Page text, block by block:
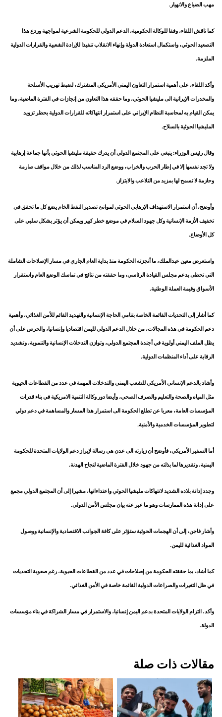
مهب الضياع والانهيار.
كما ناقش اللقاء، وفقا للوكالة الحكومية، الدعم الدولي للحكومة الشرعية لمواجهة وردع هذا
التصعيد الحوثي، واستكمال استعادة الدولة وإنهاء الانقلاب تنفيذا للإرادة الشعبية والقرارات الدولية
الملزمة.
وأكد اللقاء، على أهمية استمرار التعاون اليمني الأمريكي المشترك، لضبط تهريب الأسلحة
والمخدرات الإيرانية الى مليشيا الحوثي، وما حققه هذا التعاون من إنجازات في الفترة الماضية، وما
يمكن القيام به لمحاسبة النظام الإيراني على استمرار انتهاكاته للقرارات الدولية بحظر تزويد
المليشيا الحوثية بالسلاح.
وقال رئيس الوزراء: ينبغي على المجتمع الدولي أن يدرك حقيقة مليشيا الحوثي بأنها جماعة إرهابية
ولا تجد نفسها إلا في إطار الحرب والخراب، ووضع الرد المناسب لذلك من خلال مواقف صارمة
وحازمة لا تسمح لها بمزيد من التلاعب والابتزاز.
وأوضح، أن استمرار الاستهداف الإرهابي الحوثي لموانئ تصدير النفط الخام يضع كل ما تحقق في
تخفيف الأزمة الإنسانية وكل جهود السلام في موضع خطر كبير ويمكن أن يؤثر بشكل سلبي على
كل الأوضاع.
واستعرض معين عبدالملك، ما أنجزته الحكومة منذ بداية العام الجاري في مسار الإصلاحات الشاملة
التي تحظى بدعم مجلس القيادة الرئاسي، وما حققته من نتائج في تماسك الوضع العام واستقرار
الأسواق وقيمة العملة الوطنية.
كما أشار إلى التحديات القائمة الخاصة بتنامي الحاجة الإنسانية والتهديد القائم للأمن الغذائي، وأهمية
دعم الحكومة في هذه المجالات، من خلال الدعم الدولي لليمن اقتصاديا وإنسانيا، والحرص على أن
يظل الملف اليمني أولوية في أجندة المجتمع الدولي، وتوازن التدخلات الإنسانية والتنموية، وتشديد
الرقابة على أداء المنظمات الدولية.
وأشاد بالدعم الإنساني الأمريكي للشعب اليمني والتدخلات المهمة في عدد من القطاعات الحيوية
مثل المياه والصحة والتعليم والصرف الصحي، وأيضا دور وكالة التنمية الامريكية في بناء قدرات
المؤسسات العامة، معربا عن تطلع الحكومة الى استمرار هذا المسار والمساهمة في دعم دولي
لتطوير المؤسسات الخدمية والأمنية.
أما السفير الأمريكي، فأوضح أن زيارته الى عدن هي رسالة لإبراز دعم الولايات المتحدة للحكومة
اليمنية، وتقديرها لما بذلته من جهود خلال الفترة الماضية لنجاح الهدنة.
وجدد إدانة بلاده الشديد لانتهاكات مليشيا الحوثي واعتداءاتها، مشيرا إلى أن المجتمع الدولي مجمع
على إدانة هذه الممارسات وهو ما عبر عنه بيان مجلس الأمن الدولي.
وأشار فاجن، إلى أن الهجمات الحوثية ستؤثر على كافة الجوانب الاقتصادية والإنسانية ووصول
المواد الغذائية لليمن.
كما أشاد، بما حققته الحكومة من إصلاحات في عدد من القطاعات الحيوية، رغم صعوبة التحديات
في ظل التغيرات والصراعات الدولية القائمة خاصة في الأمن الغذائي.
وأكد، التزام الولايات المتحدة بدعم اليمن إنسانيا، والاستمرار في مسار الشراكة في بناء مؤسسات
الدولة.
مقالات ذات صلة